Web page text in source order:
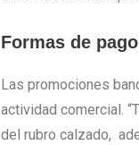
Formas de
Las promociones
actividad comercial.
del rubro calzado,